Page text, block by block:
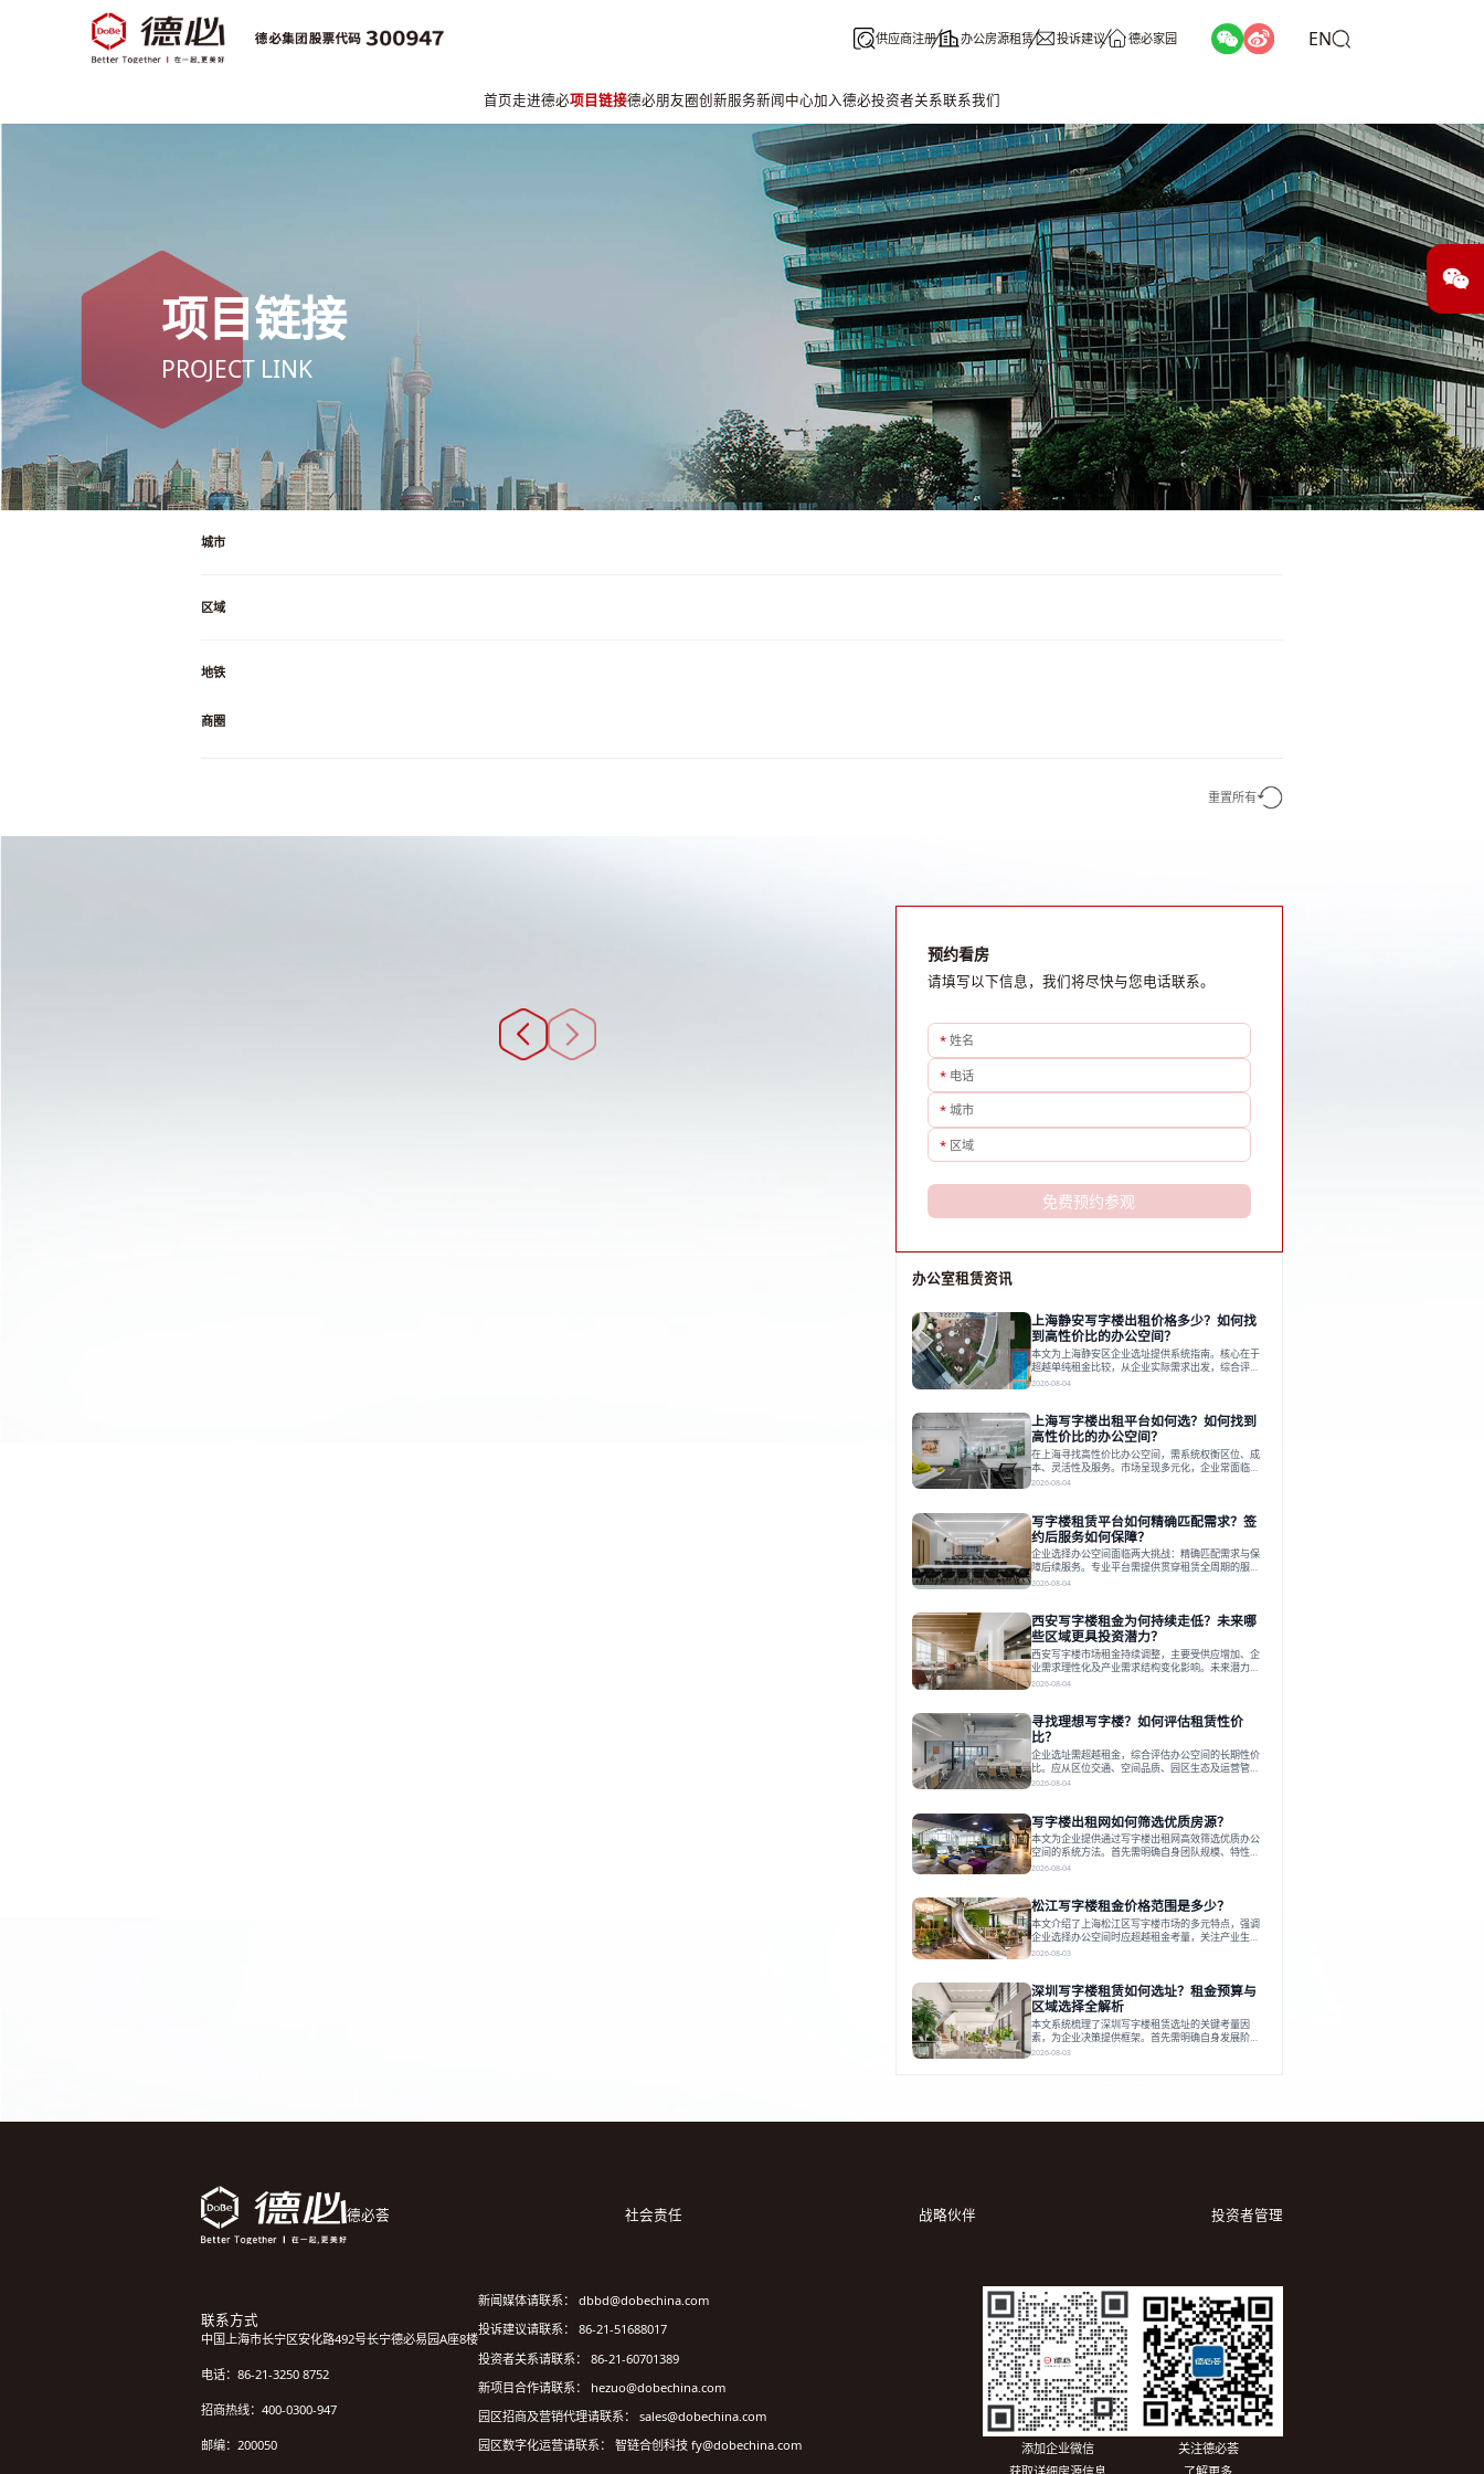
供应商注册 办公房源租赁 投诉建议 德必家园 EN
首页走进德必项目链接德必朋友圈创新服务新闻中心加入德必投资者关系联系我们
项目链接
PROJECT LINK
城市
区域
地铁
商圈
重置所有
预约看房
请填写以下信息，我们将尽快与您电话联系。
* 姓名
* 电话
* 城市
* 区域
免费预约参观
办公室租赁资讯
上海静安写字楼出租价格多少？如何找
到高性价比的办公空间？
本文为上海静安区企业选址提供系统指南。核心在于
超越单纯租金比较，从企业实际需求出发，综合评估
交通、硬件、空间弹性、配套服务及产业生态等多维
升性价比，并通过不同规模企业的实际案例加以说
明。之后指出，专业运营服务商提供的稳定环境、社
群活动与产业集聚等增值服务，是很大化空间价值、
助力企业成长的关键。对于许多在
2026-08-04
上海写字楼出租平台如何选？如何找到
高性价比的办公空间？
在上海寻找高性价比办公空间，需系统权衡区位、成
本、灵活性及服务。市场呈现多元化，企业常面临租
赁流程复杂、隐性成本高等挑战。选择平台时，应评
区、灵活产品和丰富配套，满足不同企业需求。企业
应明确自身需求，实地考察，选择能支持长期发展、
提升竞争力的办公空间。在上海寻找合适的办公空
间，对于企业行政负责人、中小企业主
2026-08-04
写字楼租赁平台如何精确匹配需求？签
约后服务如何保障？
企业选择办公空间面临两大挑战：精确匹配需求与保
障后续服务。专业平台需提供贯穿租赁全周期的服
务，将企业从非核心事务中解放。精确匹配需结合企
的全周期保障体系。德必集团通过标准化服务与个性
化运营结合，以全国布局和产业生态圈为企业提供稳
定支持，体现了从信息撮合到深度服务的能力转变。
在为企业寻找办公空间的过程中，
2026-08-04
西安写字楼租金为何持续走低？未来哪
些区域更具投资潜力？
西安写字楼市场租金持续调整，主要受供应增加、企
业需求理性化及产业需求结构变化影响。未来潜力区
域集中在产业集聚、交利及城市更新地带，如高新区
运营方通过空间优化与社群服务，助力企业成长，推
动市场向多元化、高性价比方向发展。近年来，西安
写字楼市场呈现出租金持续调整的态势，这一现象引
发了的广泛关注。作为西部重要
2026-08-04
寻找理想写字楼？如何评估租赁性价
比？
企业选址需超越租金，综合评估办公空间的长期性价
比。应从区位交通、空间品质、园区生态及运营管理
四个核心维度权衡财务支出与长期价值回报。理想的
衡。对于许多正在成长或寻求稳定发展的企业而言，
寻找一处合适的办公空间是一项至关重要的决策。这
不仅关系到团队的日常工作效率与协作氛围，更直接
影响着企业的品牌形象、运营成本
2026-08-04
写字楼出租网如何筛选优质房源？
本文为企业提供通过写字楼出租网高效筛选优质办公
空间的系统方法。首先需明确自身团队规模、特性、
预算等核心需求。线上筛选时，应深入解读房源参
背景与持续服务能力。完成线上初选后，必须进行线
下实地验证，核对空间实景、测试设施、感受园区氛
围并确认合同条款，从而做出精确决策。在数字化时
代，写字楼出租网已成为企业寻找
2026-08-04
松江写字楼租金价格范围是多少？
本文介绍了上海松江区写字楼市场的多元特点，强调
企业选择办公空间时应超越租金考量，关注产业生态
与综合服务。文章分析了市场概况、影响空间价值的
建服务生态助力企业成长，建议企业系统评估需求与
长期价值，选择匹配的发展载体。对于许多寻求在上
海松江区设立或扩展办公空间的企业而言，了解该区
域的写字楼市场概况是决策的首先
2026-08-03
深圳写字楼租赁如何选址？租金预算与
区域选择全解析
本文系统梳理了深圳写字楼租赁选址的关键考量因
素，为企业决策提供框架。首先需明确自身发展阶
段、团队规模和文化特质等核心需求。深圳多中心商
2026-08-03
德必荟 社会责任 战略伙伴 投资者管理
联系方式
中国上海市长宁区安化路492号长宁德必易园A座8楼
电话：86-21-3250 8752
招商热线：400-0300-947
邮编：200050
新闻媒体请联系： dbbd@dobechina.com
投诉建议请联系： 86-21-51688017
投资者关系请联系： 86-21-60701389
新项目合作请联系： hezuo@dobechina.com
园区招商及营销代理请联系： sales@dobechina.com
园区数字化运营请联系： 智链合创科技 fy@dobechina.com
添加企业微信
关注德必荟